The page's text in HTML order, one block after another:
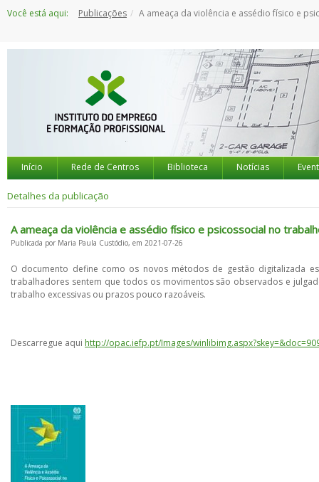
paraVocê está aqui: Publicações A ameaça da violência e assédio físico e psicossocial no trabalho
Início Rede de Centros Biblioteca Notícias
Detalhes da publicação
A ameaça da violência e assédio físico e psicossocial no
Publicada por Maria Paula Custódio, em 2021-07-26
O documento define como os novos métodos de gestão digitalizada
trabalhadores sentem que todos os movimentos são observados e
trabalho excessivas ou prazos pouco razoáveis.
Descarregue aqui http://opac.iefp.pt/Images/